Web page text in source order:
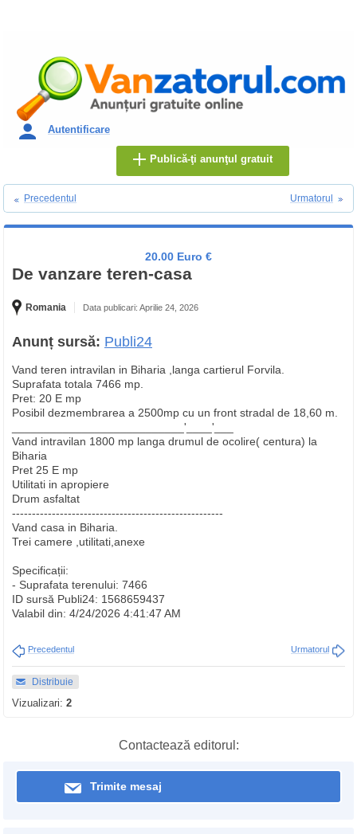
Autentificare
Publică-ţi anunţul gratuit
Precedentul Urmatorul
20.00 Euro €
De vanzare teren-casa
Romania Data publicari: Aprilie 24, 2026
Anunț sursă: Publi24
Vand teren intravilan in Biharia ,langa cartierul Forvila.
Suprafata totala 7466 mp.
Pret: 20 E mp
Posibil dezmembrarea a 2500mp cu un front stradal de 18,60 m.
___________________________'____'___
Vand intravilan 1800 mp langa drumul de ocolire( centura) la
Biharia
Pret 25 E mp
Utilitati in apropiere
Drum asfaltat
-----------------------------------------------------
Vand casa in Biharia.
Trei camere ,utilitati,anexe
Specificații:
- Suprafata terenului: 7466
ID sursă Publi24: 1568659437
Valabil din: 4/24/2026 4:41:47 AM
Precedentul Urmatorul
Distribuie
Vizualizari: 2
Contactează editorul:
Trimite mesaj